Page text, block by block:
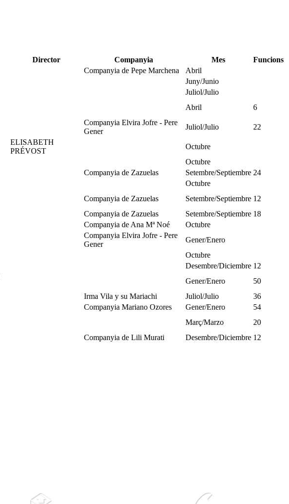
Director Companyia Mes
Funcions
Companyia de Pepe Marchena
Abril
Juny/Junio
Juliol/Julio
Abril 6
Companyia Elvira Jofre - Pere
Gener
Juliol/Julio 22
ELISABETH
PRÉVOST
Octubre
Octubre
Companyia de Zazuelas Setembre/Septiembre 24
Octubre
Companyia de Zazuelas Setembre/Septiembre 12
Companyia de Zazuelas Setembre/Septiembre 18
Companyia de Ana Mª Noé
Octubre
Companyia Elvira Jofre - Pere
Gener
Gener/Enero
Octubre
Desembre/Diciembre 12
Gener/Enero
50
Irma Vila y su Mariachi Juliol/Julio
36
Companyia Mariano Ozores Gener/Enero
54
Març/Marzo
20
Companyia de Lili Murati Desembre/Diciembre 12